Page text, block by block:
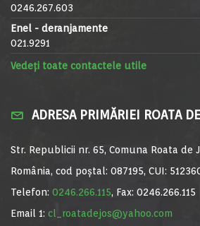
0246.267.603
Enel - deranjamente
021.9291
Vedeți toate contactele utile
ADRESA PRIMĂRIEI ROATA
Str. Republicii nr. 65, Comuna Roata de
România, cod poștal: 087195, CUI:
Telefon: 0246.266.115, Fax: 0246.266.115
Email 1: cl_roatadejos@yahoo.com